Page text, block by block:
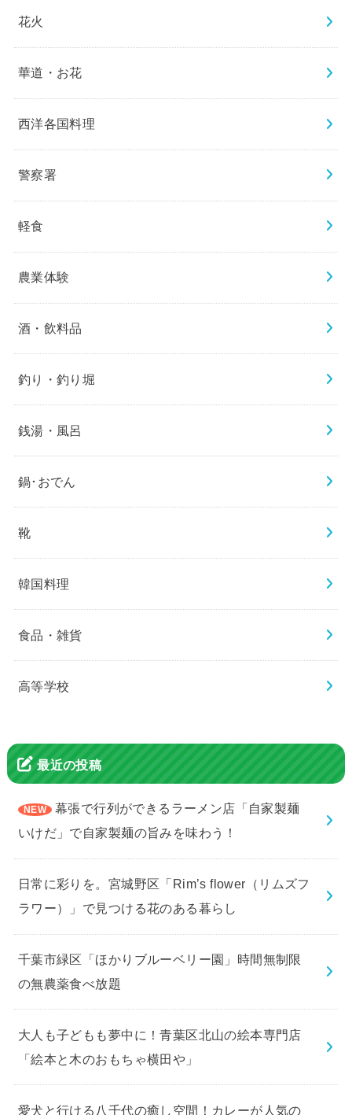
花火
華道・お花
西洋各国料理
警察署
軽食
農業体験
酒・飲料品
釣り・釣り堀
銭湯・風呂
鍋･おでん
靴
韓国料理
食品・雑貨
高等学校
最近の投稿
幕張で行列ができるラーメン店「自家製麺
いけだ」で自家製麺の旨みを味わう！
日常に彩りを。宮城野区「Rim’s flower（リムズフ
ラワー）」で見つける花のある暮らし
千葉市緑区「ほかりブルーベリー園」時間無制限
の無農薬食べ放題
大人も子どもも夢中に！青葉区北山の絵本専門店
「絵本と木のおもちゃ横田や」
愛犬と行ける八千代の癒し空間！カレーが人気の